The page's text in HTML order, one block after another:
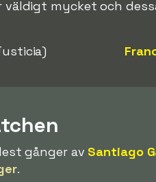
mycket och
gånger av Santiago
.